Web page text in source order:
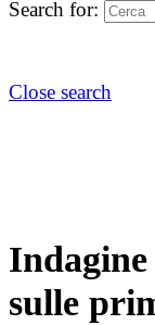
Search for:
Close search
sulle